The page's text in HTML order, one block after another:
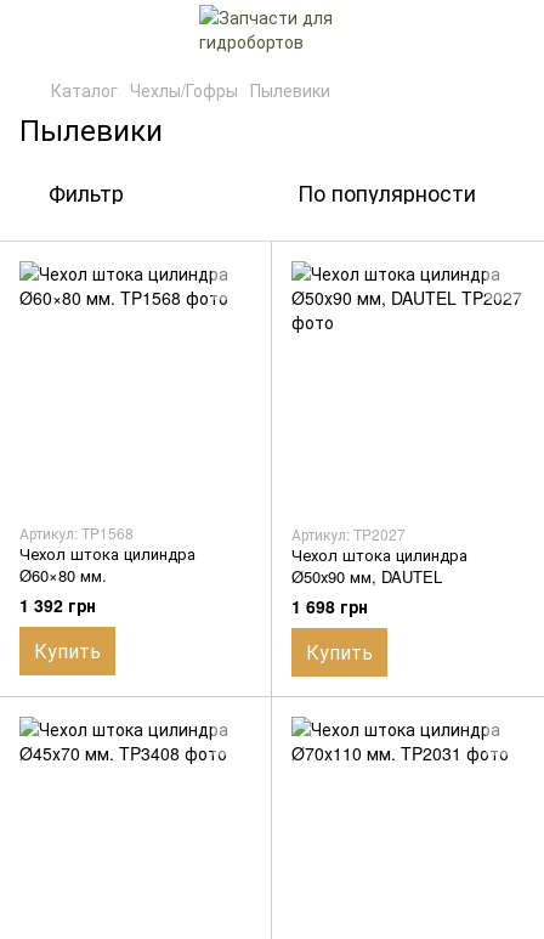
Каталог Чехлы/Гофры Пылевики
Пылевики
Фильтр По популярности
Артикул: TP1568
Чехол штока цилиндра
Ø60×80 мм.
1 392 грн
Купить
Артикул: TP2027
Чехол штока цилиндра
Ø50х90 мм, DAUTEL
1 698 грн
Купить